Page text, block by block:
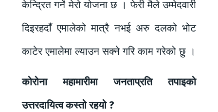
केन्द्रित गर्ने मेरो योजना छ । फेरी मैले उम्मेदवारी
दिइरहदाँ एमालेको मात्रै नभई अरु दलको भोट
काटेर एमालेमा ल्याउन सक्ने गरि काम गरेको छु ।
कोरोना महामारीमा जनताप्रति तपाइको
उत्तरदायित्व कस्तो रहयो ?